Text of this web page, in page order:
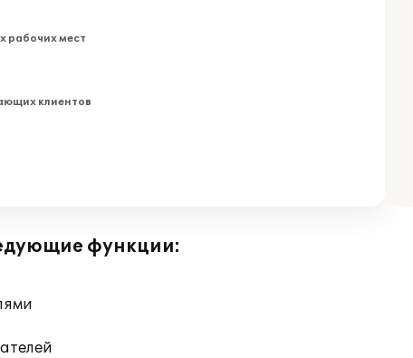
рабочих мест
клиентов
функции: